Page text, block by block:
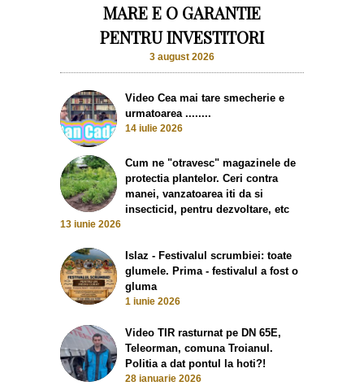
MARE E O GARANTIE
PENTRU INVESTITORI
3 august 2026
Video Cea mai tare smecherie e
urmatoarea ........
14 iulie 2026
Cum ne "otravesc" magazinele de
protectia plantelor. Ceri contra
manei, vanzatoarea iti da si
insecticid, pentru dezvoltare, etc
13 iunie 2026
Islaz - Festivalul scrumbiei: toate
glumele. Prima - festivalul a fost o
gluma
1 iunie 2026
Video TIR rasturnat pe DN 65E,
Teleorman, comuna Troianul.
Politia a dat pontul la hoti?!
28 ianuarie 2026